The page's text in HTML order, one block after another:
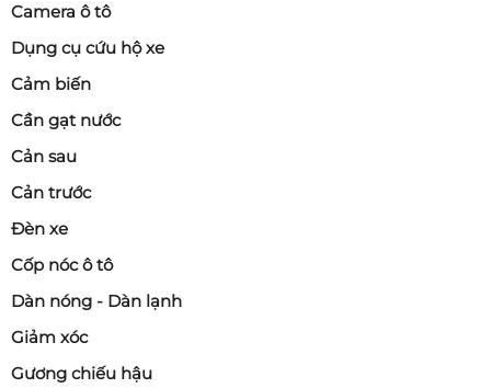
Camera ô tô
Dụng cụ cứu hộ xe
Cảm biến
Cần gạt nước
Cản sau
Cản trước
Đèn xe
Cốp nóc ô tô
Dàn nóng - Dàn lạnh
Giảm xóc
Gương chiếu hậu